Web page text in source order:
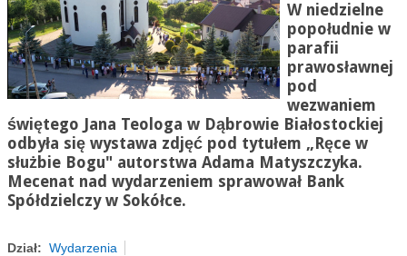
W niedzielne
popołudnie w
parafii
prawosławnej
pod
wezwaniem
świętego Jana Teologa w Dąbrowie Białostockiej
odbyła się wystawa zdjęć pod tytułem „Ręce w
służbie Bogu" autorstwa Adama Matyszczyka.
Mecenat nad wydarzeniem sprawował Bank
Spółdzielczy w Sokółce.
Dział: Wydarzenia